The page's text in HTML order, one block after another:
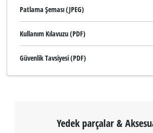
Patlama Şeması (JPEG)
Kullanım Kılavuzu (PDF)
Güvenlik Tavsiyesi (PDF)
Yedek parçalar &